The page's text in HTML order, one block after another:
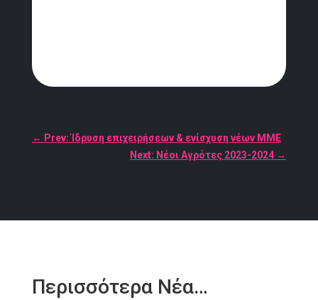
← Prev: Ίδρυση επιχειρήσεων & ενίσχυση νέων ΜΜΕ
Next: Νέοι Αγρότες 2023-2024 →
Περισσότερα Νέα…